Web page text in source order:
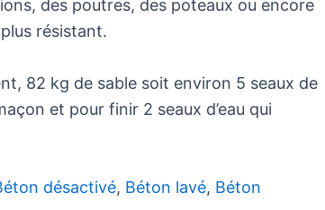
des poutres, des poteaux ou encore
résistant.
82 kg de sable soit environ 5 seaux de
et pour finir 2 seaux d’eau qui
désactivé, Béton lavé, Béton